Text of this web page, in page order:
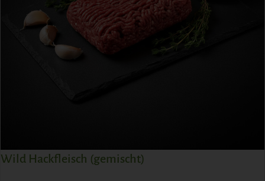
Wild Hackfleisch (gemischt)